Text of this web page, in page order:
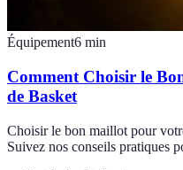
Équipement6 min
Comment Choisir le
de Basket
Choisir le bon maillot pour
Suivez nos conseils pratiques